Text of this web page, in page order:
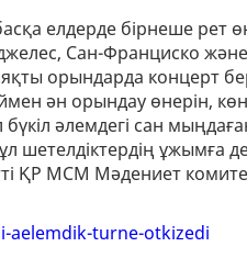
елдерде бірнеше рет
Сан-Франциско
орындарда концерт
əн орындау өнерін,
әлемдегі сан
шетелдіктердің ұжымға
ҚР МСМ Мәдениет
aelemdik-turne-otkizedi